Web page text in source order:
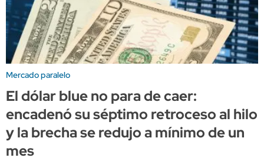
Mercado paralelo
El dólar blue no para de caer:
encadenó su séptimo retroceso al hilo
y la brecha se redujo a mínimo de un
mes